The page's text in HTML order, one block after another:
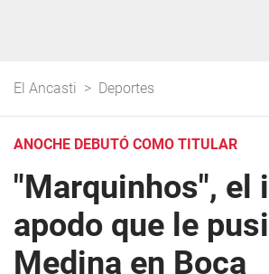
El Ancasti > Deportes
ANOCHE DEBUTÓ COMO TITULAR
"Marquinhos", el
apodo que le
Medina en Boca